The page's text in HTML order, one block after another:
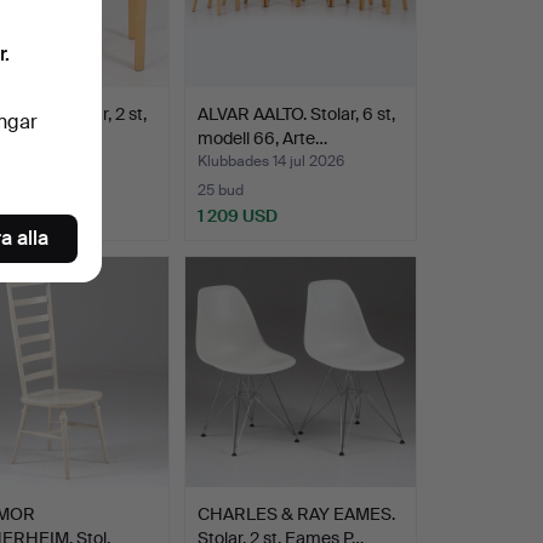
AALTO. Stolar, 2 st,
66, Arte…
ALVAR AALTO. Stolar, 6 st,
modell 66, Arte…
Klubbades 14 jul 2026
25 bud
1 209 USD
Stol,
CHARLES & RAY EAMES.
Stolar, 2 st, Eames P…
alla